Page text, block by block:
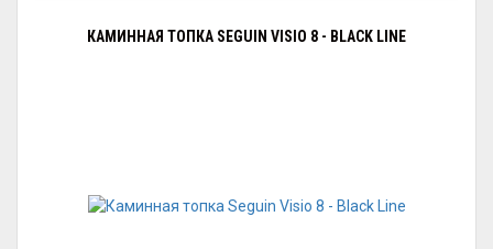
КАМИННАЯ ТОПКА SEGUIN VISIO 8 - BLACK LINE